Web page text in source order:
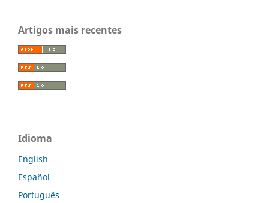
Artigos mais recentes
Idioma
English
Español
Português